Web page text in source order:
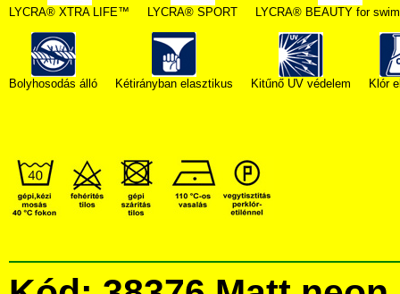
LYCRA® XTRA LIFE™ LYCRA® SPORT LYCRA® BEAUTY for
Bolyhosodás álló Kétirányban elasztikus Kitűnő UV védelem Klór